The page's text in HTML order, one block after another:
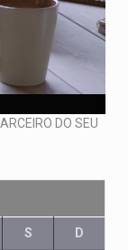
DO SEU
S D